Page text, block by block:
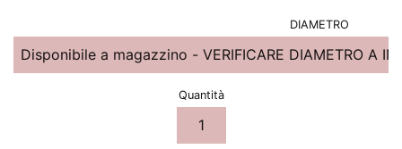
DIAMETRO
Quantità